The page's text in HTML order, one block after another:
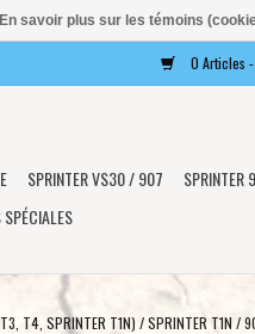
0 Articles
SPRINTER VS30 / 907
SPÉCIALES
T4, SPRINTER T1N) /SPRINTER T1N /
En savoir plus sur les témoins